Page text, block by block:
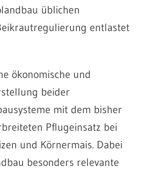
üblichen
entlastet
ökonomische und
beider
mit dem bisher
Pflugeinsatz bei
und Körnermais. Dabei
besonders relevante